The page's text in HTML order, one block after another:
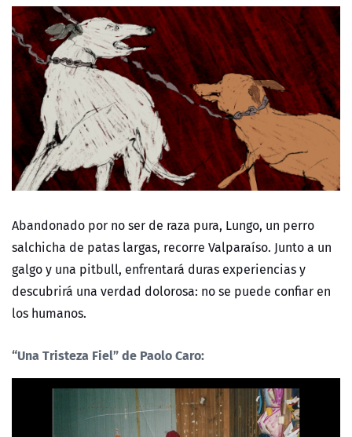
Abandonado por no ser de raza pura, Lungo, un perro
salchicha de patas largas, recorre Valparaíso. Junto a un
galgo y una pitbull, enfrentará duras experiencias y
descubrirá una verdad dolorosa: no se puede confiar en
los humanos.
“Una Tristeza Fiel”de Paolo Caro: